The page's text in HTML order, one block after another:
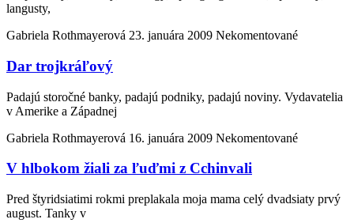
langusty,
Gabriela Rothmayerová 23. januára 2009 Nekomentované
Dar trojkráľový
Padajú storočné banky, padajú podniky, padajú noviny. Vydavatelia
v Amerike a Západnej
Gabriela Rothmayerová 16. januára 2009 Nekomentované
V hlbokom žiali za ľuďmi z Cchinvali
Pred štyridsiatimi rokmi preplakala moja mama celý dvadsiaty prvý
august. Tanky v